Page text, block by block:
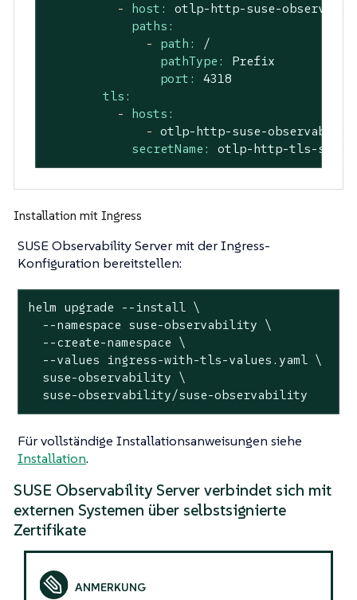
-
host:
otlp-http-suse-
paths:
-
path:
/
pathType:
Prefix
port:
4318
tls:
-
hosts:
- otlp-http-suse-
secretName:
otlp-http-tls-
Installation mit Ingress
SUSE Observability Server mit der Ingress-
Konfiguration bereitstellen:
helm upgrade --install \
  --namespace suse-observability \
  --create-namespace \
  --values ingress-with-tls-values.yaml \
  suse-observability \
  suse-observability/suse-observability
Für vollständige Installationsanweisungen siehe
Installation.
SUSE Observability Server verbindet sich mit
externen Systemen über selbstsignierte
Zertifikate